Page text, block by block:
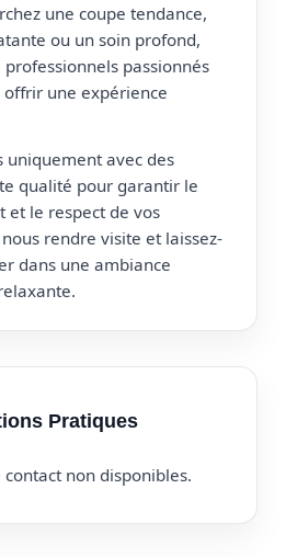
une coupe tendance,
ou un soin profond,
passionnés
une expérience
uniquement avec des
qualité pour garantir le
et le respect de vos
rendre visite et laissez-
dans une ambiance
Pratiques
non disponibles.